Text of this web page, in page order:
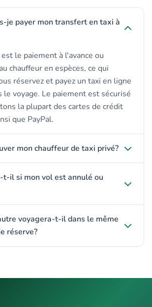
je payer mon transfert en taxi à
le paiement à l'avance ou
chauffeur en espèces, ce qui
réservez et payez un taxi en ligne
le voyage. Le paiement est sécurisé
la plupart des cartes de crédit
que PayPal.
mon chauffeur de taxi privé?
t-il si mon vol est annulé ou
voyagera-t-il dans le même
réserve?